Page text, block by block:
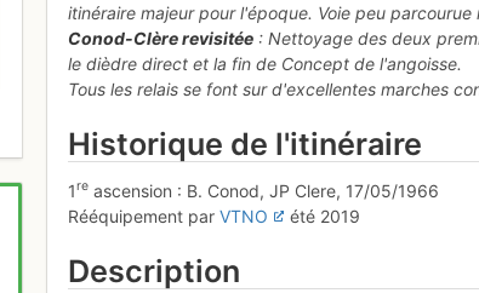
itinéraire majeur pour l'époque. Voie peu
Conod-Clère revisitée : Nettoyage des deux
le dièdre direct et la fin de Concept de l'angoisse.
Tous les relais se font sur d'excellentes marches
Historique de l'itinéraire
1re ascension : B. Conod, JP Clere, 17/05/1966
Rééquipement parVTNO été 2019
Description